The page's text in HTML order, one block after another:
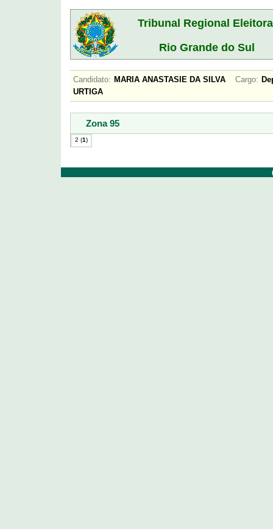
Tribunal Regional
Rio Grande do Sul
Candidato: MARIA ANASTASIE DA SILVA Cargo:
URTIGA
Zona 95
2 (1)